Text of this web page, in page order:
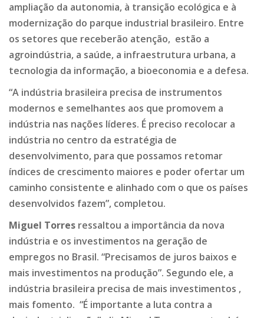
ampliação da autonomia, à transição ecológica e à
modernização do parque industrial brasileiro. Entre
os setores que receberão atenção, estão a
agroindústria, a saúde, a infraestrutura urbana, a
tecnologia da informação, a bioeconomia e a defesa.
“A indústria brasileira precisa de instrumentos
modernos e semelhantes aos que promovem a
indústria nas nações líderes. É preciso recolocar a
indústria no centro da estratégia de
desenvolvimento, para que possamos retomar
índices de crescimento maiores e poder ofertar um
caminho consistente e alinhado com o que os países
desenvolvidos fazem”, completou.
Miguel Torres ressaltou a importância da nova
indústria e os investimentos na geração de
empregos no Brasil. “Precisamos de juros baixos e
mais investimentos na produção”. Segundo ele, a
indústria brasileira precisa de mais investimentos ,
mais fomento. “É importante a luta contra a